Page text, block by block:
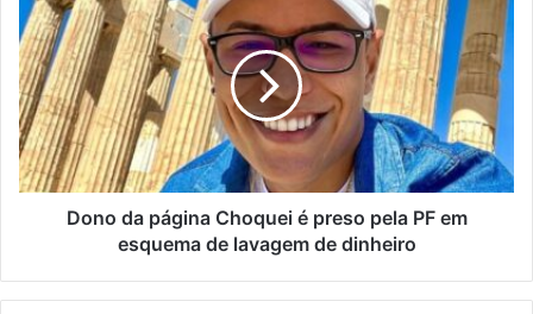
da
página
Choquei
é
preso
pela
PF
em
esquemaDono da página Choquei é preso pela PF em
esquema de lavagem de dinheiro